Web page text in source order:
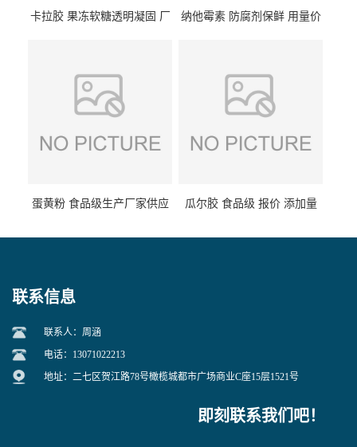
卡拉胶 果冻软糖透明凝固 厂
纳他霉素 防腐剂保鲜 用量价
蛋黄粉 食品级生产厂家供应 瓜尔胶 食品级 报价 添加量
联系信息
联系人：周涵
电话：13071022213
地址：二七区贺江路78号橄榄城都市广场商业C座15层1521号
即刻联系我们吧！